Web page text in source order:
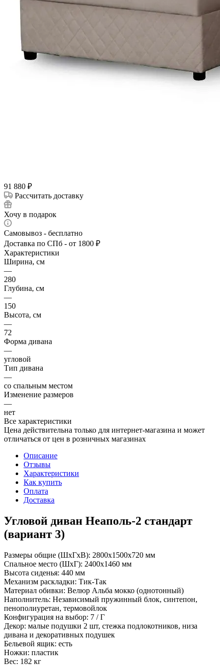
91 880 ₽
Рассчитать доставку
Хочу в подарок
Самовывоз - бесплатно
Доставка по СПб - от 1800 ₽
Характеристики
Ширина, см
—
280
Глубина, см
—
150
Высота, см
—
72
Форма дивана
—
угловой
Тип дивана
—
со спальным местом
Изменение размеров
—
нет
Все характеристики
Цена действительна только для интернет-магазина и может
отличаться от цен в розничных магазинах
Описание
Отзывы
Характеристики
Как купить
Оплата
Доставка
Угловой диван Неаполь-2 стандарт
(вариант 3)
Размеры общие (ШхГхВ): 2800х1500х720 мм
Спальное место (ШхГ): 2400х1460 мм
Высота сиденья: 440 мм
Механизм раскладки: Тик-Так
Материал обивки: Велюр Альба мокко (однотонный)
Наполнитель: Независимый пружинный блок, синтепон,
пенополиуретан, термовойлок
Конфигурация на выбор: 7 / Г
Декор: малые подушки 2 шт, стежка подлокотников, низа
дивана и декоративных подушек
Бельевой ящик: есть
Ножки: пластик
Вес: 182 кг